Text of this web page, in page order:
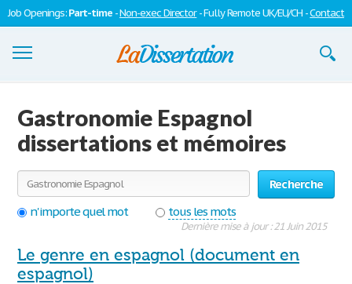
Job Openings:Part-time -Non-exec Director- Fully Remote UK/EU/CH -Contact
S'inscrire
Se connecter
Contactez-nous
Gastronomie Espagnol
dissertations et mémoires
Recherche
n'importe quel mot
tous les mots
Dernière mise à jour : 21 Juin 2015
Le genre en espagnol (document en
espagnol)